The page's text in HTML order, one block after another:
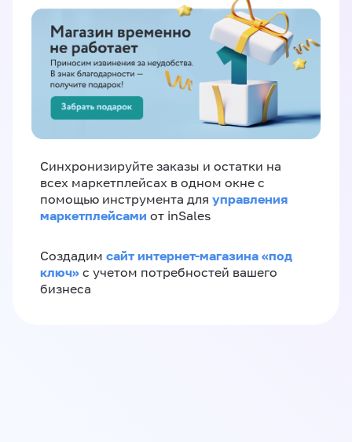
Синхронизируйте заказы и остатки на
всех маркетплейсах в одном окне с
помощью инструмента для управления
маркетплейсами от inSales
Создадим сайт интернет-магазина «под
ключ» с учетом потребностей вашего
бизнеса